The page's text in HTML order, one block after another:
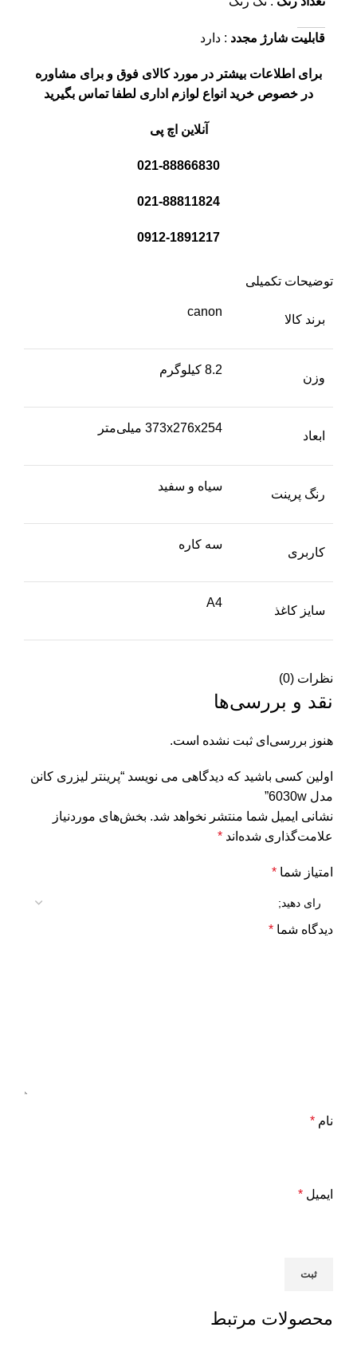
قابلیت شارژ مجدد : دارد
برای اطلاعات بیشتر در مورد کالای فوق و برای مشاوره
در خصوص خرید انواع لوازم اداری لطفا تماس بگیرید
آنلاین اچ پی
021-88866830
021-88811824
0912-1891217
توضیحات تکمیلی
برند کالا
canon
وزن
8.2 کیلوگرم
ابعاد
373x276x254 میلی‌متر
رنگ پرینت
سیاه و سفید
کاربری
سه کاره
سایز کاغذ
A4
نظرات (0)
نقد و بررسی‌ها
هنوز بررسی‌ای ثبت نشده است.
اولین کسی باشید که دیدگاهی می نویسد “پرینتر لیزری کانن
مدل 6030w”
نشانی ایمیل شما منتشر نخواهد شد. بخش‌های موردنیاز
علامت‌گذاری شده‌اند *
امتیاز شما *
دیدگاه شما *
نام *
ایمیل *
محصولات مرتبط